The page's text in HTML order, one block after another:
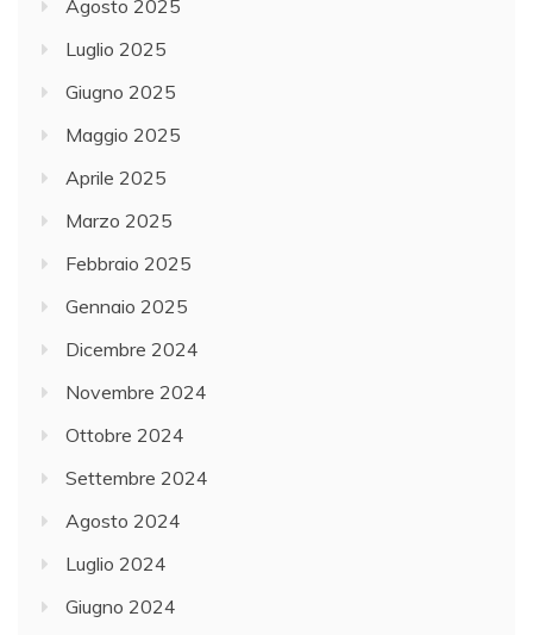
Agosto 2025
Luglio 2025
Giugno 2025
Maggio 2025
Aprile 2025
Marzo 2025
Febbraio 2025
Gennaio 2025
Dicembre 2024
Novembre 2024
Ottobre 2024
Settembre 2024
Agosto 2024
Luglio 2024
Giugno 2024